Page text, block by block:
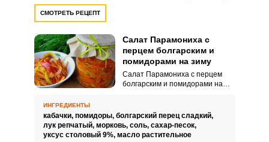
СМОТРЕТЬ РЕЦЕПТ
Салат Парамониха с
перцем болгарским и
помидорами на зиму
Салат Парамониха с перцем
болгарским и помидорами на
на зиму. Такой салат получается
очень вкусным, ярким и
насыщенным.
ИНГРЕДИЕНТЫ
кабачки, помидоры, болгарский перец сладкий,
лук репчатый, морковь, соль, сахар-песок,
уксус столовый 9%, масло растительное